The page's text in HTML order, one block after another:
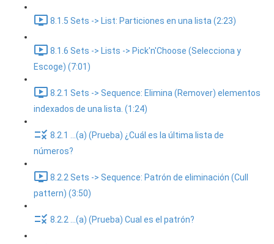
8.1.5 Sets -> List: Particiones en una lista (2:23)
8.1.6 Sets -> Lists -> Pick'n'Choose (Selecciona y
Escoge) (7:01)
8.2.1 Sets -> Sequence: Elimina (Remover) elementos
indexados de una lista. (1:24)
8.2.1 ...(a) (Prueba) ¿Cuál es la última lista de
números?
8.2.2 Sets -> Sequence: Patrón de eliminación (Cull
pattern) (3:50)
8.2.2 ...(a) (Prueba) Cual es el patrón?